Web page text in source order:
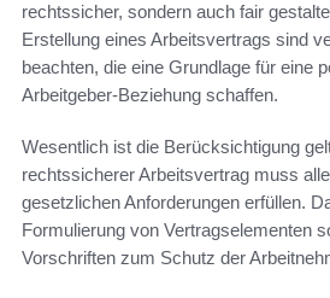
rechtssicher, sondern auch fair
Erstellung eines Arbeitsvertrags sind
beachten, die eine Grundlage für eine
Arbeitgeber-Beziehung schaffen.
Wesentlich ist die Berücksichtigung
rechtssicherer Arbeitsvertrag muss
gesetzlichen Anforderungen erfüllen.
Formulierung von Vertragselementen
Vorschriften zum Schutz der